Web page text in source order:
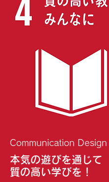
Communication Design
本気の遊びを通じて
質の高い学びを！